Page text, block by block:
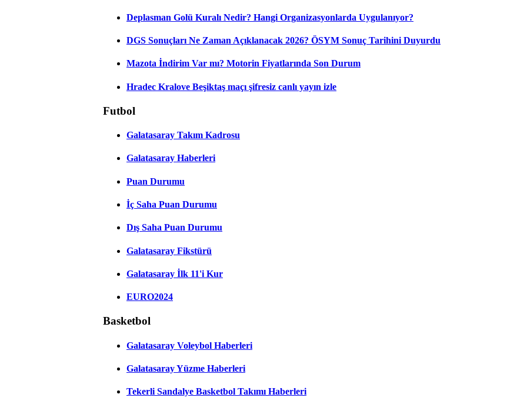
Deplasman Golü Kuralı Nedir? Hangi Organizasyonlarda Uygulanıyor?
DGS Sonuçları Ne Zaman Açıklanacak 2026? ÖSYM Sonuç Tarihini Duyurdu
Mazota İndirim Var mı? Motorin Fiyatlarında Son Durum
Hradec Kralove Beşiktaş maçı şifresiz canlı yayın izle
Futbol
Galatasaray Takım Kadrosu
Galatasaray Haberleri
Puan Durumu
İç Saha Puan Durumu
Dış Saha Puan Durumu
Galatasaray Fikstürü
Galatasaray İlk 11'i Kur
EURO2024
Basketbol
Galatasaray Voleybol Haberleri
Galatasaray Yüzme Haberleri
Tekerli Sandalye Basketbol Takımı Haberleri